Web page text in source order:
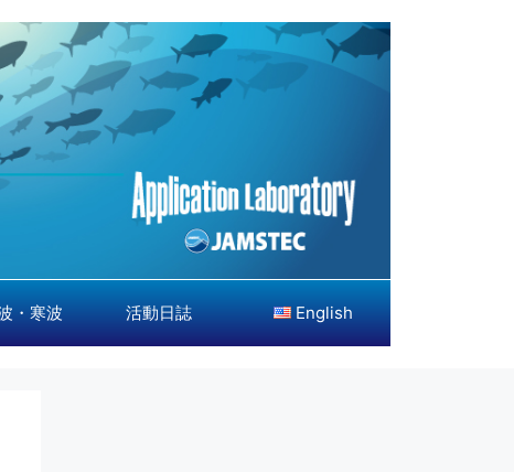
・寒波 活動日誌 English